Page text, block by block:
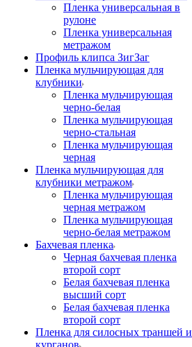
Пленка универсальная в
рулоне
Пленка универсальная
метражом
Профиль клипса ЗигЗаг
Пленка мульчирующая для
клубники
Пленка мульчирующая
черно-белая
Пленка мульчирующая
черно-стальная
Пленка мульчирующая
черная
Пленка мульчирующая для
клубники метражом
Пленка мульчирующая
черная метражом
Пленка мульчирующая
черно-белая метражом
Бахчевая пленка
Черная бахчевая пленка
второй сорт
Белая бахчевая пленка
высший сорт
Белая бахчевая пленка
второй сорт
Пленка для силосных траншей и
курганов